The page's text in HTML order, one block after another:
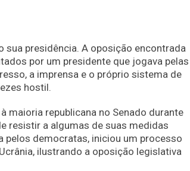
presidência. A oposição encontrada
por um presidente que jogava pelas
a imprensa e o próprio sistema de
hostil.
maioria republicana no Senado durante
resistir a algumas de suas medidas
pelos democratas, iniciou um processo
ilustrando a oposição legislativa